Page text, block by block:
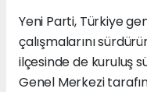
Yeni Parti, Türkiye
çalışmalarını
ilçesinde de kuruluş
Genel Merkezi